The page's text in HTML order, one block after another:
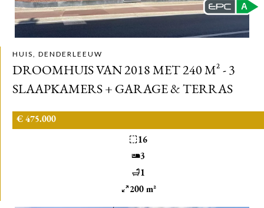
HUIS, DENDERLEEUW
DROOMHUIS VAN 2018 MET 240 M² - 3
SLAAPKAMERS + GARAGE & TERRAS
€ 475.000
16
3
1
200 m²
A